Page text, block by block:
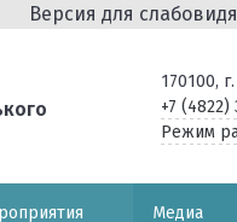
Версия для
170100,
+7 (4822)
Режим
Медиа